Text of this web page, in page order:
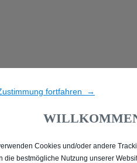
ALLE MIT
fortfahren →
Cookies und/oder andere
die bestmögliche Nutzung unserer